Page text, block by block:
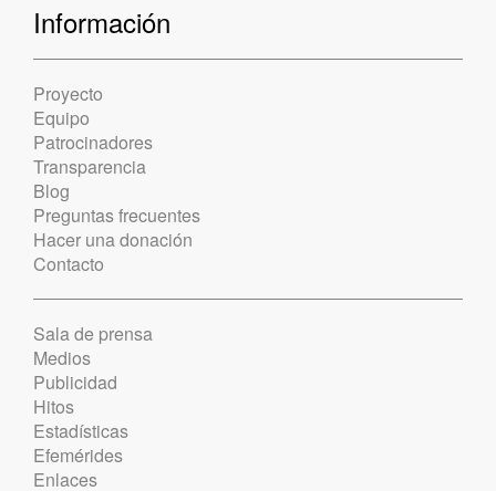
Información
Proyecto
Equipo
Patrocinadores
Transparencia
Blog
Preguntas frecuentes
Hacer una donación
Contacto
Sala de prensa
Medios
Publicidad
Hitos
Estadísticas
Efemérides
Enlaces